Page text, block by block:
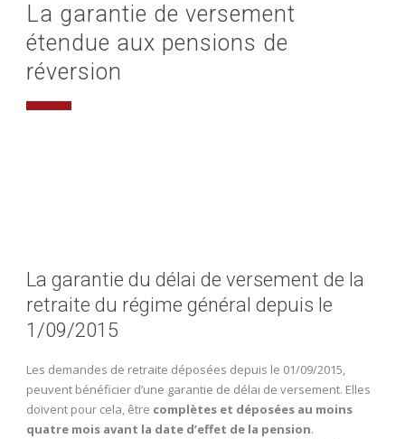
La garantie de versement
étendue aux pensions de
réversion
La garantie du délai de versement de la
retraite du régime général depuis le
1/09/2015
Les demandes de retraite déposées depuis le 01/09/2015,
peuvent bénéficier d’une garantie de délai de versement. Elles
doivent pour cela, être complètes et déposées au moins
quatre mois avant la date d’effet de la pension.